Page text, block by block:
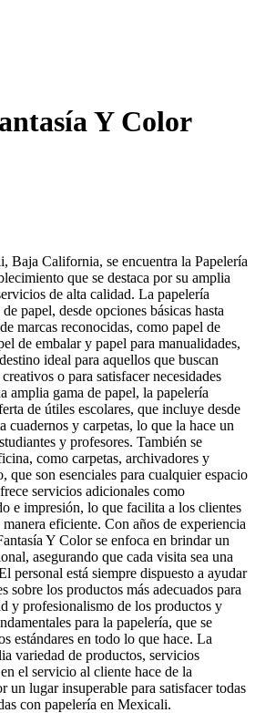
Y Color
Baja California, se encuentra la Papelería
que se destaca por su amplia
de alta calidad. La papelería
papel, desde opciones básicas hasta
marcas reconocidas, como papel de
de embalar y papel para manualidades,
ideal para aquellos que buscan
o para satisfacer necesidades
amplia gama de papel, la papelería
de útiles escolares, que incluye desde
cuadernos y carpetas, lo que la hace un
y profesores. También se
como carpetas, archivadores y
que son esenciales para cualquier espacio
servicios adicionales como
e impresión, lo que facilita a los clientes
eficiente. Con años de experiencia
Y Color se enfoca en brindar un
asegurando que cada visita sea una
personal está siempre dispuesto a ayudar
sobre los productos más adecuados para
y profesionalismo de los productos y
para la papelería, que se
estándares en todo lo que hace. La
variedad de productos, servicios
el servicio al cliente hace de la
un lugar insuperable para satisfacer todas
con papelería en Mexicali.